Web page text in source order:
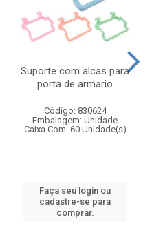
Suporte com alcas para
porta de armario
Código: 830624
Embalagem: Unidade
Caixa Com: 60 Unidade(s)
Faça seu login ou
cadastre-se para
comprar.